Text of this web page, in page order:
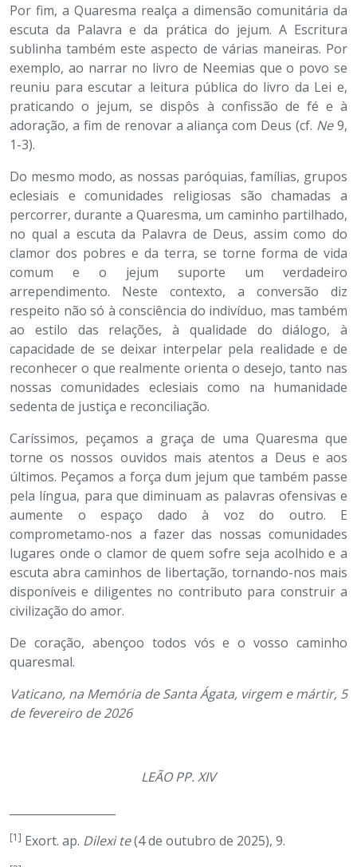
Por fim, a Quaresma realça a dimensão comunitária da
escuta da Palavra e da prática do jejum. A Escritura
sublinha também este aspecto de várias maneiras. Por
exemplo, ao narrar no livro de Neemias que o povo se
reuniu para escutar a leitura pública do livro da Lei e,
praticando o jejum, se dispôs à confissão de fé e à
adoração, a fim de renovar a aliança com Deus (cf. Ne9,
1-3).
Do mesmo modo, as nossas paróquias, famílias, grupos
eclesiais e comunidades religiosas são chamadas a
percorrer, durante a Quaresma, um caminho partilhado,
no qual a escuta da Palavra de Deus, assim como do
clamor dos pobres e da terra, se torne forma de vida
comum e o jejum suporte um verdadeiro
arrependimento. Neste contexto, a conversão diz
respeito não só à consciência do indivíduo, mas também
ao estilo das relações, à qualidade do diálogo, à
capacidade de se deixar interpelar pela realidade e de
reconhecer o que realmente orienta o desejo, tanto nas
nossas comunidades eclesiais como na humanidade
sedenta de justiça e reconciliação.
Caríssimos, peçamos a graça de uma Quaresma que
torne os nossos ouvidos mais atentos a Deus e aos
últimos. Peçamos a força dum jejum que também passe
pela língua, para que diminuam as palavras ofensivas e
aumente o espaço dado à voz do outro. E
comprometamo-nos a fazer das nossas comunidades
lugares onde o clamor de quem sofre seja acolhido e a
escuta abra caminhos de libertação, tornando-nos mais
disponíveis e diligentes no contributo para construir a
civilização do amor.
De coração, abençoo todos vós e o vosso caminho
quaresmal.
Vaticano, na Memória de Santa Ágata, virgem e mártir, 5
de fevereiro de 2026
LEÃO PP. XIV
[1] Exort. ap. Dilexi te(4 de outubro de 2025), 9.